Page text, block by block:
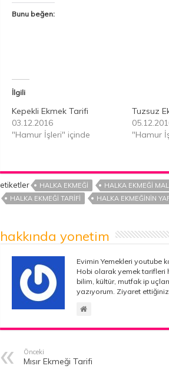
Bunu beğen:
İlgili
Kepekli Ekmek Tarifi
03.12.2016
"Hamur İşleri" içinde
Tuzsuz
"Hamur
etiketler HALKA EKMEĞI HALKA EKMEĞI
HALKA EKMEĞI TARIFI
HALKA EKMEĞININ
hakkında yonetim
Evimin Yemekleri youtube
Hobi olarak yemek tarifleri
bilim, kültür, mutfak ip
yazıyorum. Ziyaret
Önceki
Mısır Ekmeği Tarifi